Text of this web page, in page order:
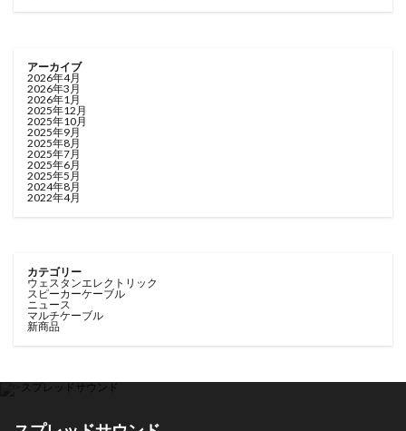
アーカイブ
2026年4月
2026年3月
2026年1月
2025年12月
2025年10月
2025年9月
2025年8月
2025年7月
2025年6月
2025年5月
2024年8月
2022年4月
カテゴリー
ウェスタンエレクトリック
スピーカーケーブル
ニュース
マルチケーブル
新商品